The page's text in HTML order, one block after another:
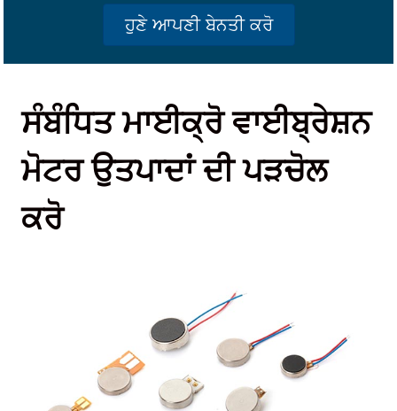
ਹੁਣੇ ਆਪਣੀ ਬੇਨਤੀ ਕਰੋ
ਸੰਬੰਧਿਤ ਮਾਈਕ੍ਰੋ ਵਾਈਬ੍ਰੇਸ਼ਨ
ਮੋਟਰ ਉਤਪਾਦਾਂ ਦੀ ਪੜਚੋਲ
ਕਰੋ